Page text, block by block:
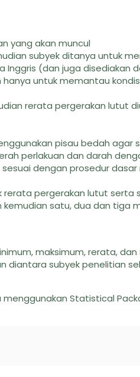
yang akan muncul
subyek ditanya untuk
Inggris (dan juga disediakan
untuk memantau
rerata pergerakan lutut
pisau bedah agar
perlakuan dan darah
dengan prosedur
pergerakan lutut serta
satu, dua dan tiga
maksimum, rerata, dan
diantara subyek penelitian
Statistical